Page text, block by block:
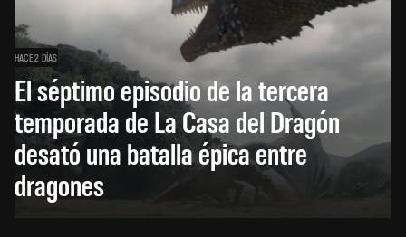
HACE 2 DÍAS
El séptimo episodio de la tercera
temporada de La Casa del Dragón
desató una batalla épica entre
dragones